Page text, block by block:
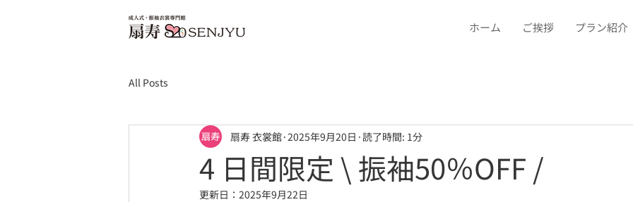
ホーム ご挨拶 プラン紹介
All Posts
4 日間限定 \ 振袖50％OFF /
扇寿 衣裳館 2025年9月20日 読了時間: 1分
更新日： 2025年9月22日